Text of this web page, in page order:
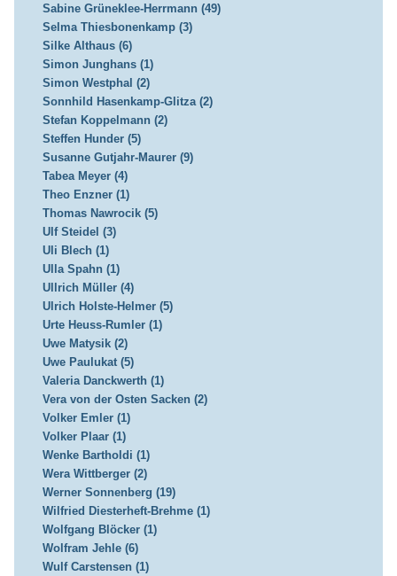
Sabine Grüneklee-Herrmann (49)
Selma Thiesbonenkamp (3)
Silke Althaus (6)
Simon Junghans (1)
Simon Westphal (2)
Sonnhild Hasenkamp-Glitza (2)
Stefan Koppelmann (2)
Steffen Hunder (5)
Susanne Gutjahr-Maurer (9)
Tabea Meyer (4)
Theo Enzner (1)
Thomas Nawrocik (5)
Ulf Steidel (3)
Uli Blech (1)
Ulla Spahn (1)
Ullrich Müller (4)
Ulrich Holste-Helmer (5)
Urte Heuss-Rumler (1)
Uwe Matysik (2)
Uwe Paulukat (5)
Valeria Danckwerth (1)
Vera von der Osten Sacken (2)
Volker Emler (1)
Volker Plaar (1)
Wenke Bartholdi (1)
Wera Wittberger (2)
Werner Sonnenberg (19)
Wilfried Diesterheft-Brehme (1)
Wolfgang Blöcker (1)
Wolfram Jehle (6)
Wulf Carstensen (1)